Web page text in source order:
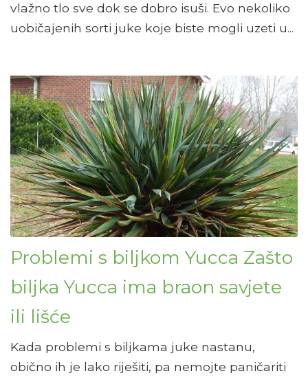
vlažno tlo sve dok se dobro isuši. Evo nekoliko
uobičajenih sorti juke koje biste mogli uzeti u...
Problemi s biljkom Yucca Zašto
biljka Yucca ima braon savjete
ili lišće
Kada problemi s biljkama juke nastanu,
obično ih je lako riješiti, pa nemojte paničariti